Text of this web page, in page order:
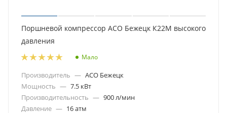
Поршневой компрессор АСО Бежецк К22М высокого
давления
Мало
Производитель — АСО Бежецк
Мощность — 7.5 кВт
Производительность — 900 л/мин
Давление — 16 атм